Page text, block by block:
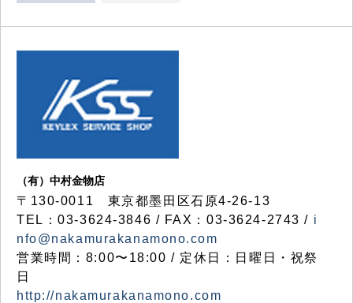
（有）中村金物店
〒130-0011 東京都墨田区石原4-26-13
TEL：03-3624-3846 / FAX：03-3624-2743 / i
nfo@nakamurakanamono.com
営業時間：8:00〜18:00 / 定休日：日曜日・祝祭
日
http://nakamurakanamono.com